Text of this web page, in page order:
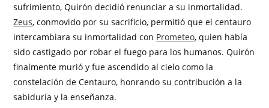
sufrimiento, Quirón decidió renunciar a su inmortalidad.
Zeus, conmovido por su sacrificio, permitió que el centauro
intercambiara su inmortalidad con Prometeo, quien había
sido castigado por robar el fuego para los humanos. Quirón
finalmente murió y fue ascendido al cielo como la
constelación de Centauro, honrando su contribución a la
sabiduría y la enseñanza.